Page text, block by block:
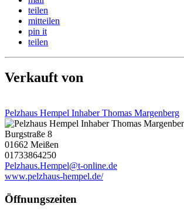
teilen
mitteilen
pin it
teilen
Verkauft von
Pelzhaus Hempel Inhaber Thomas Margenberg
Burgstraße 8
01662 Meißen
01733864250
Pelzhaus.Hempel@t-online.de
www.pelzhaus-hempel.de/
Öffnungszeiten